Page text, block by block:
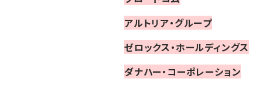
アルトリア・グループ
ゼロックス・ホールディングス
ダナハー・コーポレーション